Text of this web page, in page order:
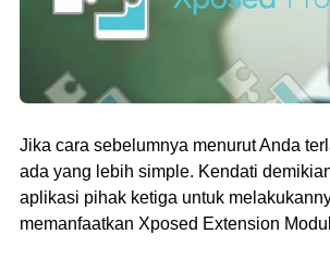
Jika cara sebelumnya menurut Anda
ada yang lebih simple. Kendati
aplikasi pihak ketiga untuk
memanfaatkan Xposed Extension